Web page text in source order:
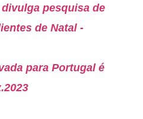
pesquisa de
de Natal -
para Portugal é